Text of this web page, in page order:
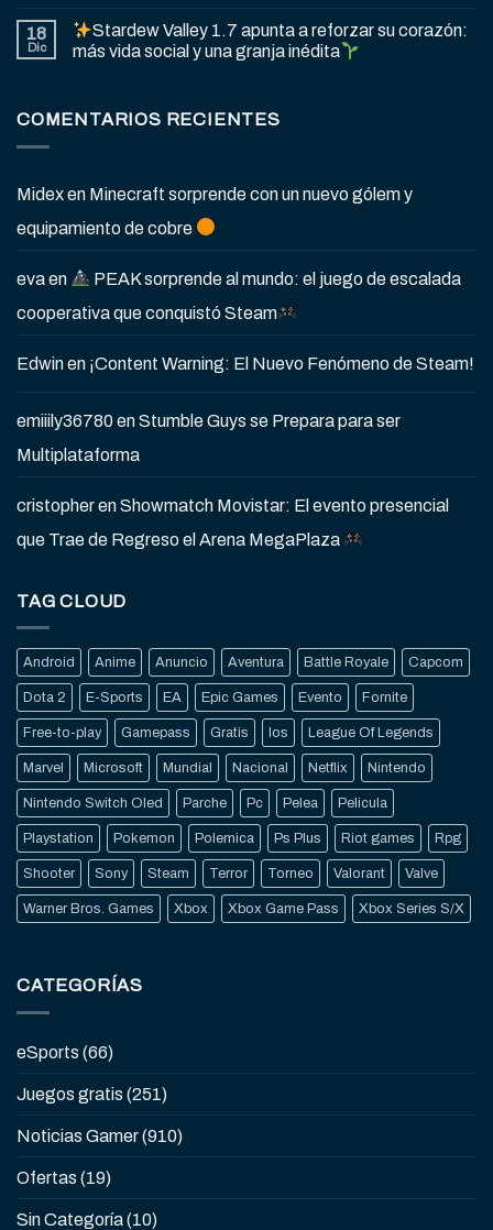
18
Dic
Stardew Valley 1.7 apunta a reforzar su corazón:
más vida social y una granja inédita
COMENTARIOS RECIENTES
Midexen Minecraft sorprende con un nuevo gólem y
equipamiento de cobre
evaen
PEAK sorprende al mundo: el juego de escalada
cooperativa que conquistó Steam
Edwinen ¡Content Warning: El Nuevo Fenómeno de Steam!
emiiily36780enStumble Guys se Prepara para ser
Multiplataforma
cristopherenShowmatch Movistar: El evento presencial
que Trae de Regreso el Arena MegaPlaza
TAG CLOUD
Android Anime Anuncio Aventura Battle Royale Capcom
Dota 2 E-Sports EA Epic Games Evento Fornite
Free-to-play Gamepass Gratis Ios League Of Legends
Marvel Microsoft Mundial Nacional Netflix Nintendo
Nintendo Switch Oled Parche Pc Pelea Pelicula
Playstation Pokemon Polemica Ps Plus Riot games Rpg
Shooter Sony Steam Terror Torneo Valorant Valve
Warner Bros. Games Xbox Xbox Game Pass Xbox Series S/X
CATEGORÍAS
eSports (66)
Juegos gratis (251)
Noticias Gamer(910)
Ofertas (19)
Sin Categoría(10)